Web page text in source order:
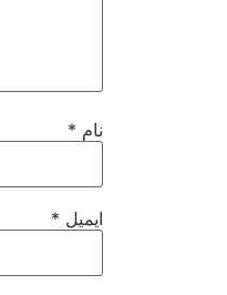
نام *
ایمیل *